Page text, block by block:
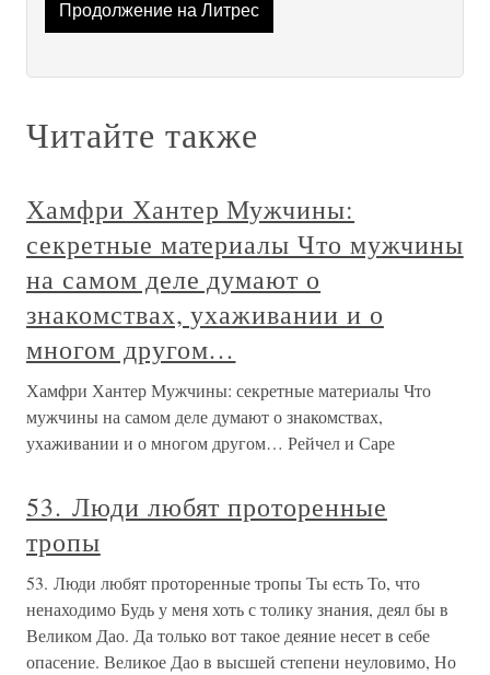
Продолжение на Литрес
Читайте также
Хамфри Хантер Мужчины:
секретные материалы Что мужчины
на самом деле думают о
знакомствах, ухаживании и о
многом другом…
Хамфри Хантер Мужчины: секретные материалы Что
мужчины на самом деле думают о знакомствах,
ухаживании и о многом другом… Рейчел и Саре
53. Люди любят проторенные
тропы
53. Люди любят проторенные тропы Ты есть То, что
ненаходимо Будь у меня хоть с толику знания, деял бы в
Великом Дао. Да только вот такое деяние несет в себе
опасение. Великое Дао в высшей степени неуловимо, Но